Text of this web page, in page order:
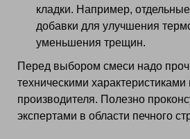
кладки. Например,
добавки для улучшения
уменьшения трещин.
Перед выбором смеси надо
техническими
производителя. Полезно
экспертами в области печного